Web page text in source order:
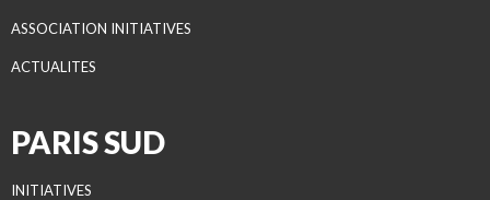
ASSOCIATION INITIATIVES
ACTUALITES
PARIS SUD
INITIATIVES